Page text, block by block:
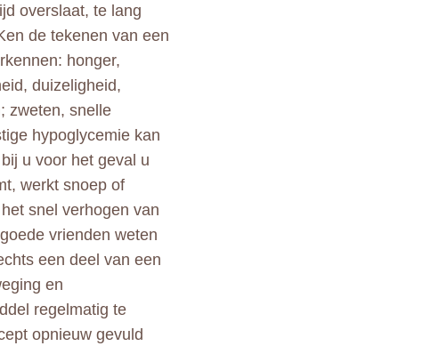
overslaat, te lang
de tekenen van een
honger,
duizeligheid,
zweten, snelle
hypoglycemie kan
u voor het geval u
werkt snoep of
snel verhogen van
vrienden weten
een deel van een
en
regelmatig te
opnieuw gevuld